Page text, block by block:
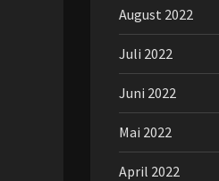
August 2022
Juli 2022
Juni 2022
Mai 2022
April 2022